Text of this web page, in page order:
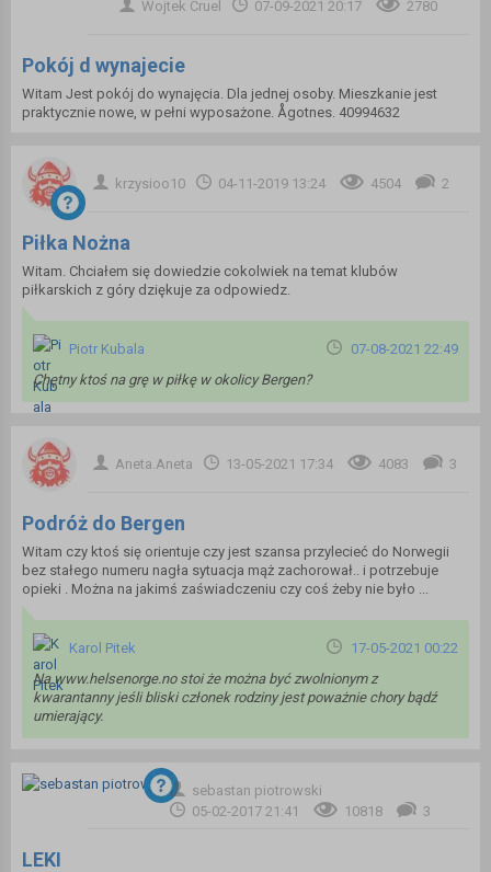
Wojtek Cruel 07-09-2021 20:17 2780
Pokój d wynajecie
Witam Jest pokój do wynajęcia. Dla jednej osoby. Mieszkanie jest
praktycznie nowe, w pełni wyposażone. Ågotnes. 40994632
krzysioo10 04-11-2019 13:24 4504 2
Piłka Nożna
Witam. Chciałem się dowiedzie cokolwiek na temat klubów
piłkarskich z góry dziękuje za odpowiedz.
Piotr Kubala
07-08-2021 22:49
Chętny ktoś na grę w piłkę w okolicy Bergen?
Aneta.Aneta 13-05-2021 17:34 4083 3
Podróż do Bergen
Witam czy ktoś się orientuje czy jest szansa przylecieć do Norwegii
bez stałego numeru nagła sytuacja mąż zachorował.. i potrzebuje
opieki . Można na jakimś zaświadczeniu czy coś żeby nie było ...
Karol Pitek
17-05-2021 00:22
Na www.helsenorge.no stoi że można być zwolnionym z
kwarantanny jeśli bliski członek rodziny jest poważnie chory bądź
umierający.
sebastan piotrowski
05-02-2017 21:41
10818 3
LEKI